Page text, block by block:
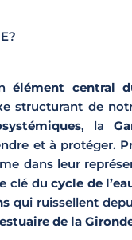
élément central
structurant de
, la
et à protéger.
dans leur
clé ducycle de
qui ruissellent
estuaire de la